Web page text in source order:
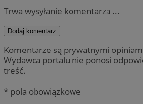
Trwa wysyłanie komentarza ...
Dodaj komentarz
Komentarze są prywatnymi
Wydawca portalu nie ponosi
treść.
* pola obowiązkowe